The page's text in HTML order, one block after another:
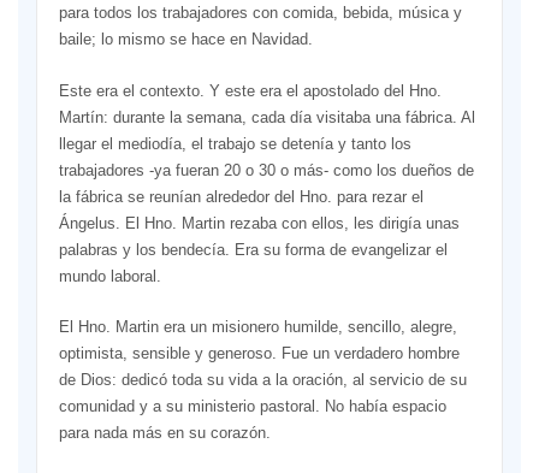
para todos los trabajadores con comida, bebida, música y
baile; lo mismo se hace en Navidad.
Este era el contexto. Y este era el apostolado del Hno.
Martín: durante la semana, cada día visitaba una fábrica. Al
llegar el mediodía, el trabajo se detenía y tanto los
trabajadores -ya fueran 20 o 30 o más- como los dueños de
la fábrica se reunían alrededor del Hno. para rezar el
Ángelus. El Hno. Martin rezaba con ellos, les dirigía unas
palabras y los bendecía. Era su forma de evangelizar el
mundo laboral.
El Hno. Martin era un misionero humilde, sencillo, alegre,
optimista, sensible y generoso. Fue un verdadero hombre
de Dios: dedicó toda su vida a la oración, al servicio de su
comunidad y a su ministerio pastoral. No había espacio
para nada más en su corazón.